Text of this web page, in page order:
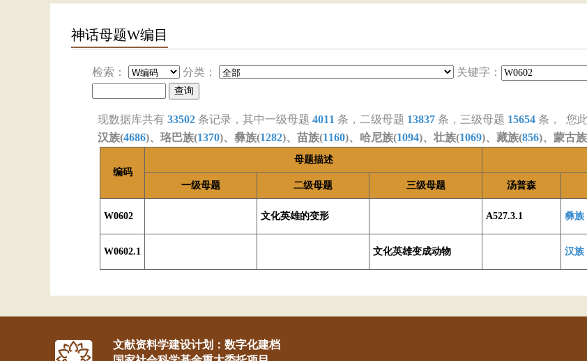
神话母题W编目
检索： 分类： 关键字：
现数据库共有 33502 条记录，其中一级母题 4011 条，二级母题 13837 条，三级母题 15654 条， 您
汉族(4686)、珞巴族(1370)、彝族(1282)、苗族(1160)、哈尼族(1094)、壮族(1069)、藏族(856)、蒙古
编码
母题描述
一级母题 二级母题 三级母题 汤普森
W0602 文化英雄的变形 A527.3.1 彝族
W0602.1 文化英雄变成动物 汉族
文献资料学建设计划：数字化建档